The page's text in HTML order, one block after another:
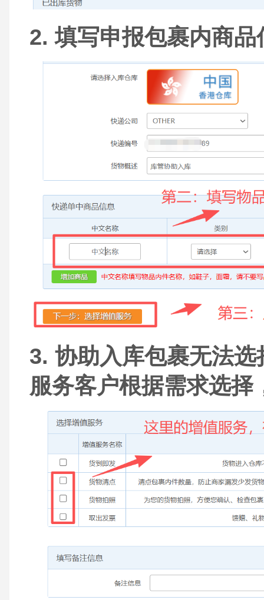
2. 填写申报包裹内商
3. 协助入库包裹无法
服务客户根据需求选择